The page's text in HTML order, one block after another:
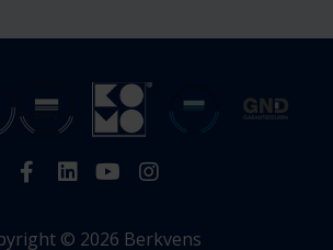
© 2026 Berkvens